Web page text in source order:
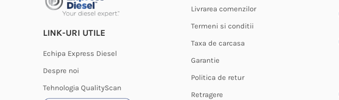
LINK-URI UTILE
Echipa Express Diesel
Despre noi
Tehnologia QualityScan
Livrarea comenzilor
Termeni si conditii
Taxa de carcasa
Garantie
Politica de retur
Retragere